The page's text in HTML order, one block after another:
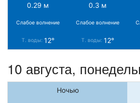
0.29 м 0.3 м
Слабое волнение Слабое волнение
Т. воды: 12° Т. воды: 12°
10 августа,
Ночью